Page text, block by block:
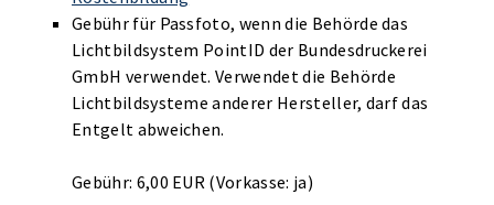
Gebühr für Passfoto, wenn die Behörde das
Lichtbildsystem PointID der Bundesdruckerei
GmbH verwendet. Verwendet die Behörde
Lichtbildsysteme anderer Hersteller, darf das
Entgelt abweichen.
Gebühr: 6,00 EUR (Vorkasse: ja)